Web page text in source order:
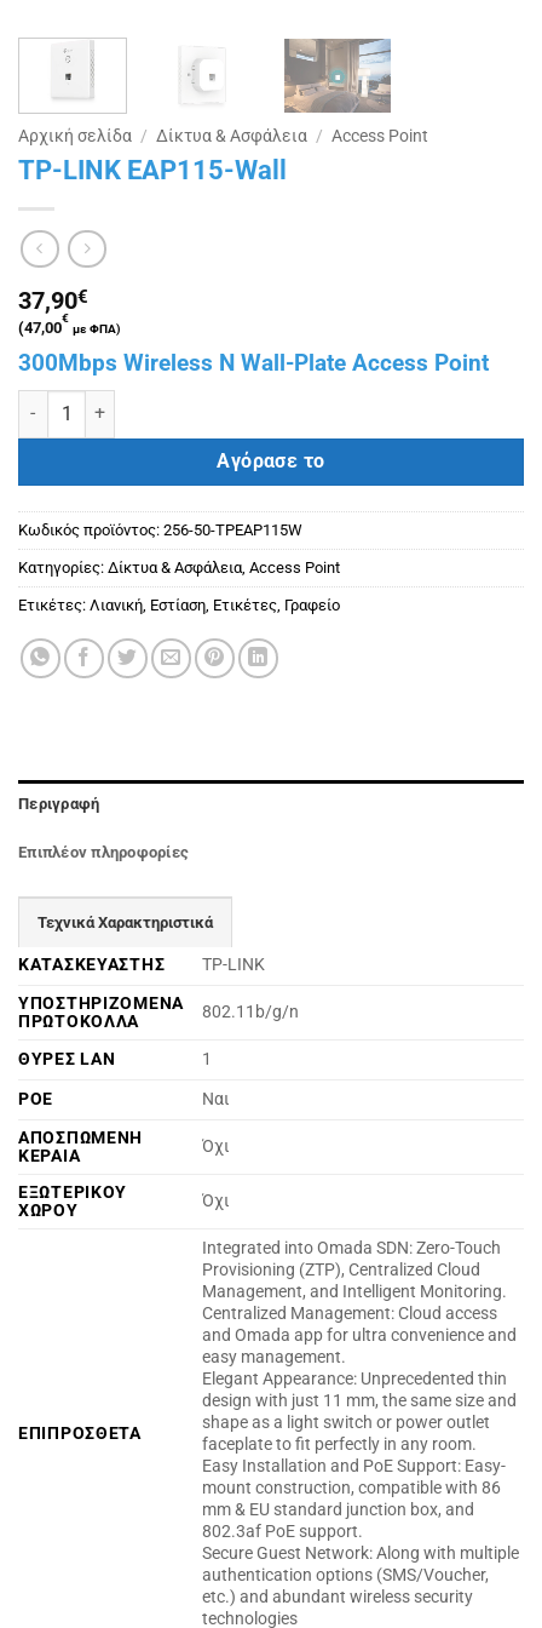
Αρχική σελίδα / Δίκτυα & Ασφάλεια / Access Point
TP-LINK EAP115-Wall
37,90€
(47,00
€
με ΦΠΑ)
300Mbps Wireless N Wall-Plate Access Point
TP-LINK EAP115-Wall ποσότητα
Αγόρασε το
Κωδικός προϊόντος: 256-50-TPEAP115W
Κατηγορίες: Δίκτυα & Ασφάλεια Access Point
Ετικέτες: Λιανική Εστίαση Ετικέτες Γραφείο
Περιγραφή
Επιπλέον πληροφορίες
Τεχνικά Χαρακτηριστικά
ΚΑΤΑΣΚΕΥΑΣΤΗΣ
TP-LINK
ΥΠΟΣΤΗΡΙΖΟΜΕΝΑ
ΠΡΩΤΟΚΟΛΛΑ
802.11b/g/n
ΘΥΡΕΣ LAN
1
POE
Ναι
ΑΠΟΣΠΩΜΕΝΗ
ΚΕΡΑΙΑ
Όχι
ΕΞΩΤΕΡΙΚΟΥ
ΧΩΡΟΥ
Όχι
ΕΠΙΠΡΟΣΘΕΤΑ
Integrated into Omada SDN: Zero-Touch
Provisioning (ZTP), Centralized Cloud
Management, and Intelligent Monitoring.
Centralized Management: Cloud access
and Omada app for ultra convenience and
easy management.
Elegant Appearance: Unprecedented thin
design with just 11 mm, the same size and
shape as a light switch or power outlet
faceplate to fit perfectly in any room.
Easy Installation and PoE Support: Easy-
mount construction, compatible with 86
mm & EU standard junction box, and
802.3af PoE support.
Secure Guest Network: Along with multiple
authentication options (SMS/Voucher,
etc.) and abundant wireless security
technologies